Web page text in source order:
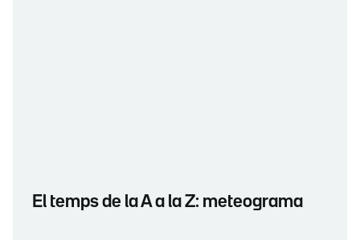
El temps de la A a la Z: meteograma